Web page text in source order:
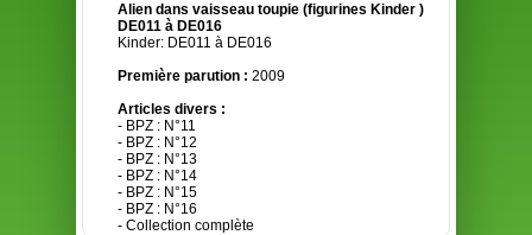
Alien dans vaisseau toupie (figurines Kinder )
DE011 à DE016
Kinder: DE011 à DE016
Première parution : 2009
Articles divers :
- BPZ : N°11
- BPZ : N°12
- BPZ : N°13
- BPZ : N°14
- BPZ : N°15
- BPZ : N°16
- Collection complète